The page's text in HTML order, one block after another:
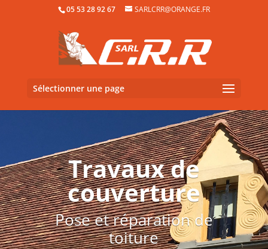
05 53 28 92 67 SARLCRR@ORANGE.FR
Sélectionner une page
Travaux de
couverture
Pose et réparation de
toiture